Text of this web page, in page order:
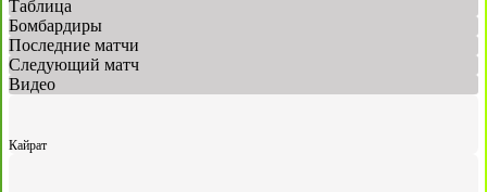
Таблица
Бомбардиры
Последние матчи
Следующий матч
Видео
Кайрат